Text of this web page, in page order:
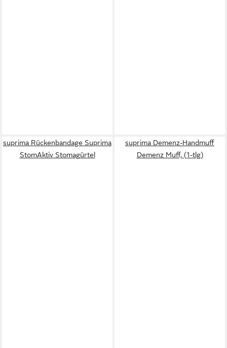
suprima Rückenbandage Suprima
StomAktiv Stomagürtel
suprima Demenz-Handmuff
Demenz Muff, (1-tlg)